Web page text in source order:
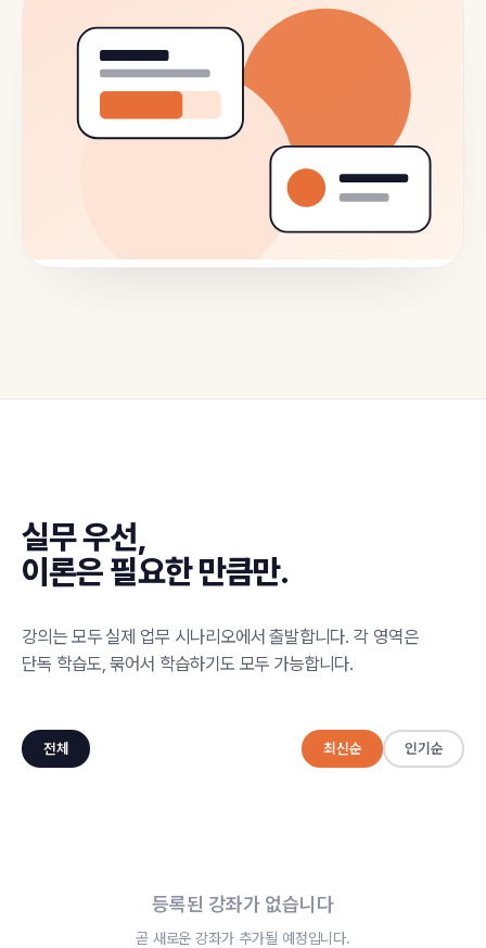
실무 우선,
이론은 필요한 만큼만.
강의는 모두 실제 업무 시나리오에서 출발합니다. 각 영역은
단독 학습도, 묶어서 학습하기도 모두 가능합니다.
전체 최신순 인기순
등록된 강좌가 없습니다
곧 새로운 강좌가 추가될 예정입니다.